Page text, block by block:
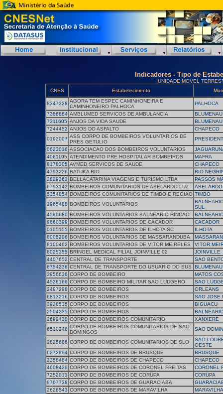
Indicadores - Tipo de
UNIDADE MOVEL
CNES
Estabelecimento
8347328 AGORA TEM ESPEC CAMINHONEIRA E
CAMINHONEIRO PALHOCA
PALHOCA
7366884 AMBLUMED SERVICOS DE AMBULANCIA
BLUMENAU
7311605 ANJOS DA VIDA SAUDE
BLUMENAU
7244452 ANJOS DO ASFALTO
CHAPECO
0192007 ASS CORPO DE BOMBEIROS VOLUNTARIOS DE
PRES GETULIO
0623016 ASSOCIACAO DOS BOMBEIROS VOLUNTARIOS
4061195 ATENDIMENTO PRE HOSPITALAR BOMBEIROS
MAFRA
8178305 AVMED SERVICOS DE SAUDE
CHAPECO
4793226 BATUKA RIO
RIO
2829363 BELLACATARINA VIAGENS E TURISMO LTDA
PASSOS
6793142 BOMBEIROS COMUNITARIOS DE ABELARDO LUZ
5354854 BOMBEIROS COMUNITARIOS DE TIMBO E REGIAO TIMBO
2965488 BOMBEIROS VOLUNTARIOS
SUL
4580680 BOMBEIROS VOLUNTARIOS BALNEARIO RINCAO
9660399 BOMBEIROS VOLUNTARIOS DE CACADOR
CACADOR
0105155 BOMBEIROS VOLUNTARIOS DE ILHOTA SC
ILHOTA
8005206 BOMBEIROS VOLUNTARIOS DE MASSARANDUBA
8100462 BOMBEIROS VOLUNTARIOS DE VITOR MEIRELES
VITOR
8025355 BRINGEL MEDICAL FILIAL JOINVILLE 02
JOINVILLE
4407652 CENTRAL DE TRANSPORTE
SAO
6754236 CENTRAL DE TRANSPORTE DO USUARIO DO SUS
BLUMENAU
3956636 CORPO DE BOMBEIRO
MATOS
4528166 CORPO DE BOMBEIRO MILITAR SAO LUDGERO
SAO
2497298 CORPO DE BOMBEIROS
ORLEANS
6813216 CORPO DE BOMBEIROS
SAO JOSE
3928535 CORPO DE BOMBEIROS
BIGUACU
2504235 CORPO DE BOMBEIROS
2692430 CORPO DE BOMBEIROS COMUNITARIO
XANXERE
6510248 CORPO DE BOMBEIROS COMUNITARIOS DE SAO
DOMINGOS
SAO
2825686 CORPO DE BOMBEIROS COMUNITARIOS DE SLO
SAO
OESTE
6272894 CORPO DE BOMBEIROS DE BRUSQUE
BRUSQUE
2358484 CORPO DE BOMBEIROS DE CHAPECO
CHAPECO
4608429 CORPO DE BOMBEIROS DE CORONEL FREITAS
CORONEL
7252013 CORPO DE BOMBEIROS DE CORUPA
CORUPA
9767738 CORPO DE BOMBEIROS DE GUARACIABA
2626543 CORPO DE BOMBEIROS DE MARAVILHA
MARAVILHA